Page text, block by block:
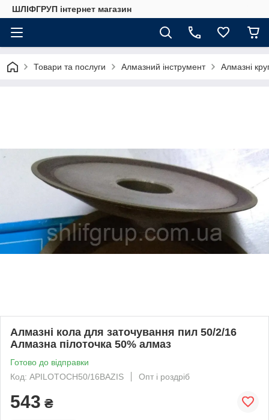
ШЛІФГРУП інтернет магазин
Товари та послуги Алмазний інструмент Алмазні
Алмазні кола для заточування пил 50/2/16
Алмазна пілоточка 50% алмаз
Готово до відправки
Код: APILOTOCH50/16BAZIS
Опт і роздріб
543 ₴